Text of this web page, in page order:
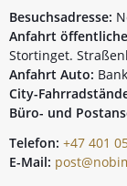
Besuchsadresse:
Anfahrt
Stortinget.
Anfahrt Auto:
City-
Büro- und
Telefon: +47 401
E-Mail: